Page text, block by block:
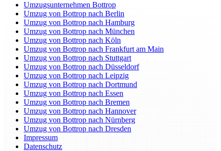
Umzugsunternehmen Bottrop
Umzug von Bottrop nach Berlin
Umzug von Bottrop nach Hamburg
Umzug von Bottrop nach München
Umzug von Bottrop nach Köln
Umzug von Bottrop nach Frankfurt am Main
Umzug von Bottrop nach Stuttgart
Umzug von Bottrop nach Düsseldorf
Umzug von Bottrop nach Leipzig
Umzug von Bottrop nach Dortmund
Umzug von Bottrop nach Essen
Umzug von Bottrop nach Bremen
Umzug von Bottrop nach Hannover
Umzug von Bottrop nach Nürnberg
Umzug von Bottrop nach Dresden
Impressum
Datenschutz